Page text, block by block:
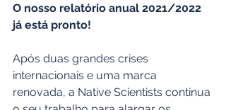
O nosso relatório anual 2021/2022
já está pronto!
Após duas grandes crises
internacionais e uma marca
renovada, a Native Scientists continua